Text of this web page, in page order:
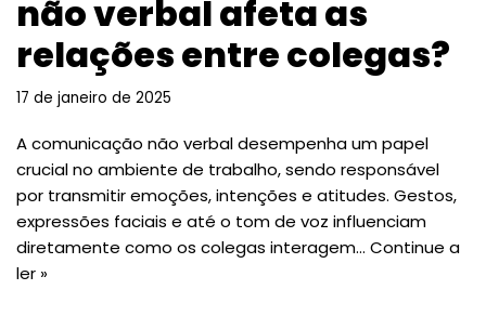
não verbal afeta as
relações entre colegas?
17 de janeiro de 2025
A comunicação não verbal desempenha um papel
crucial no ambiente de trabalho, sendo responsável
por transmitir emoções, intenções e atitudes. Gestos,
expressões faciais e até o tom de voz influenciam
diretamente como os colegas interagem… Continue a
ler »